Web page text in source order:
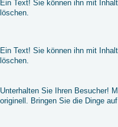
Ein Text! Sie können ihn mit
löschen.
Ein Text! Sie können ihn mit
löschen.
Unterhalten Sie Ihren Besucher!
originell. Bringen Sie die Dinge